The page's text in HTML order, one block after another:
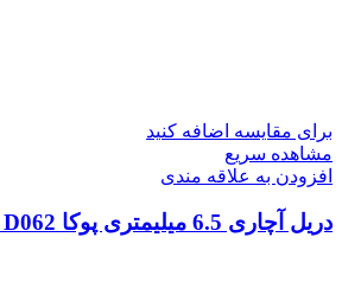
برای مقایسه اضافه کنید
مشاهده سریع
افزودن به علاقه مندی
دریل آچاری 6.5 میلیمتری پوکا pukka D062